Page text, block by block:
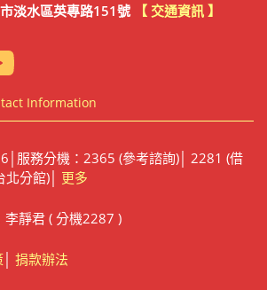
淡水區英專路151號 【 交通資訊 】
Information
服務分機：2365 (參考諮詢)│ 2281 (借
分館)│ 更多
靜君 ( 分機2287 )
│ 捐款辦法